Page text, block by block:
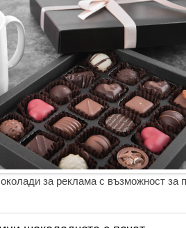
за реклама с възможност за